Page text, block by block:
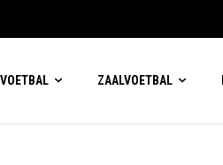
VOETBAL ZAALVOETBAL